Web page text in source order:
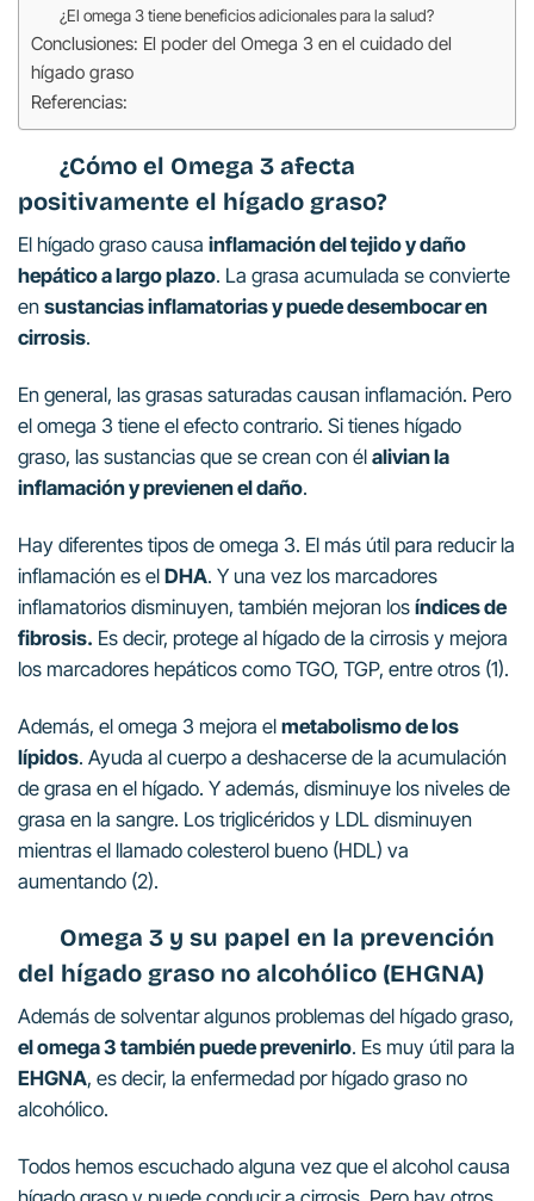
¿El omega 3 tiene beneficios adicionales para la salud?
Conclusiones: El poder del Omega 3 en el cuidado del
hígado graso
Referencias:
¿Cómo el Omega 3 afecta
positivamente el hígado graso?
El hígado graso causa inflamación del tejido y daño
hepático a largo plazo. La grasa acumulada se convierte
en sustancias inflamatorias y puede desembocar en
cirrosis.
En general, las grasas saturadas causan inflamación. Pero
el omega 3 tiene el efecto contrario. Si tienes hígado
graso, las sustancias que se crean con él alivian la
inflamación y previenen el daño.
Hay diferentes tipos de omega 3. El más útil para reducir la
inflamación es el DHA. Y una vez los marcadores
inflamatorios disminuyen, también mejoran los índices de
fibrosis. Es decir, protege al hígado de la cirrosis y mejora
los marcadores hepáticos como TGO, TGP, entre otros (1).
Además, el omega 3 mejora el metabolismo de los
lípidos. Ayuda al cuerpo a deshacerse de la acumulación
de grasa en el hígado. Y además, disminuye los niveles de
grasa en la sangre. Los triglicéridos y LDL disminuyen
mientras el llamado colesterol bueno (HDL) va
aumentando (2).
Omega 3 y su papel en la prevención
del hígado graso no alcohólico (EHGNA)
Además de solventar algunos problemas del hígado graso,
el omega 3 también puede prevenirlo. Es muy útil para la
EHGNA, es decir, la enfermedad por hígado graso no
alcohólico.
Todos hemos escuchado alguna vez que el alcohol causa